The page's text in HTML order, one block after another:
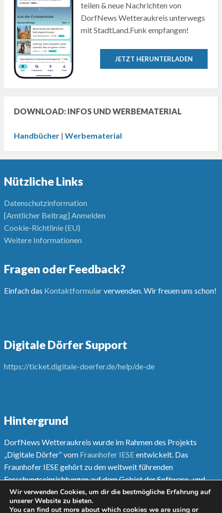
teilen & neue Nachrichten von
DorfNews Wetteraukreis unterwegs
mit StadtLand.Funk empfangen!
JETZT HERUNTERLADEN
DOWNLOAD: INFOS UND WERBEMATERIAL
Handbücher| Werbematerial
Nützliche Links
Datenschutzinformation
[Amtlicher Beitrag] Anmelden
Cookie-Richtlinie (EU)
Weitere Informationen
Fragen oder Feedback?
Einfach das Kontaktformularverwenden. Wir freuen uns schon!
Digitale Dörfer Support
https://ticket.digitale-doerfer.de/help/de-de
Hintergrund
DorfNews Wetteraukreis wurde im Rahmen des Projekts
„Digitale Dörfer“ vom Fraunhofer IESEentwickelt. Das
Fraunhofer IESE gehört zu den weltweit führenden
Forschungseinrichtungen auf dem Gebiet der Software- und
Systementwicklungsmethoden.
Wir verwenden Cookies, um dir die bestmögliche Erfahrung auf
unserer Website zu bieten.
You can find out more about which cookies we are using or